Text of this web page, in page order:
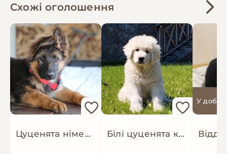
Схожі оголошення
Цуценята німецької вівчарки з документами КСУ Білі цуценята кавказської вівчарки КСУ розплідник Star Escort великі робочі адекватні
У добрі